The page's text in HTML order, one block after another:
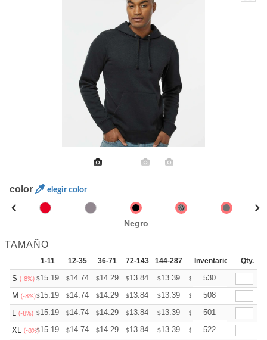
color elegir color
Negro
TAMAÑO
1-11 12-35 36-71 72-143 144-287 288 + Mas
Inventario Qty.
S (-8%) $15.19 $14.74 $14.29 $13.84 $13.39 $ 13.16
530
M (-8%)$15.19 $14.74 $14.29 $13.84 $13.39 $ 13.16
508
L (-8%) $15.19 $14.74 $14.29 $13.84 $13.39 $ 13.16
501
XL (-8%)$15.19 $14.74 $14.29 $13.84 $13.39 $ 13.16
522